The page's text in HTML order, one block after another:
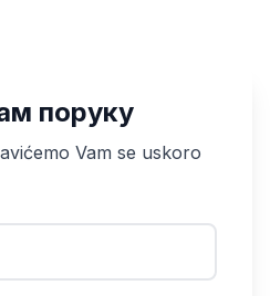
поруку
Vam se uskoro